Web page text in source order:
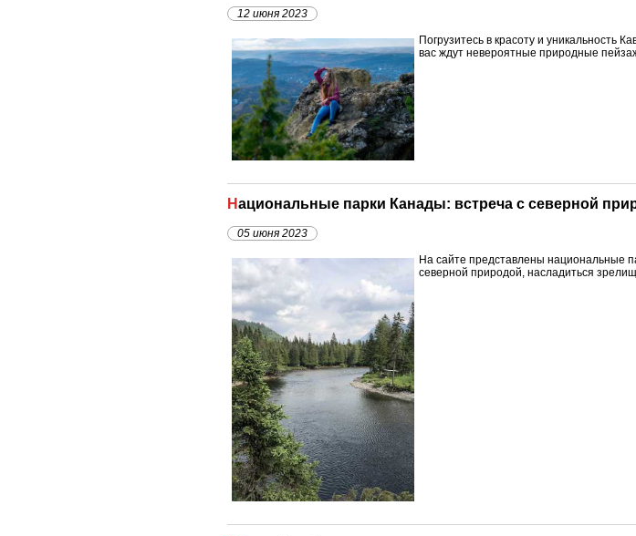
12 июня 2023
Погрузитесь в красоту и уникальность
вас ждут невероятные природные
Национальные парки Канады: встреча с северной
05 июня 2023
На сайте представлены национальные
северной природой, насладиться